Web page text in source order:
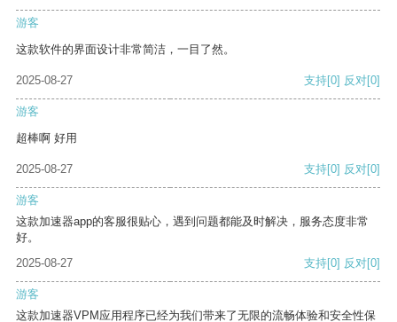
游客
这款软件的界面设计非常简洁，一目了然。
2025-08-27 支持[0] 反对[0]
游客
超棒啊 好用
2025-08-27 支持[0] 反对[0]
游客
这款加速器app的客服很贴心，遇到问题都能及时解决，服务态度非常
好。
2025-08-27
支持[0] 反对[0]
游客
这款加速器VPM应用程序已经为我们带来了无限的流畅体验和安全性保